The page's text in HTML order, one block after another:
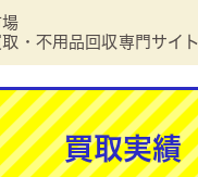
・不用品回収専門サイト
買取実績